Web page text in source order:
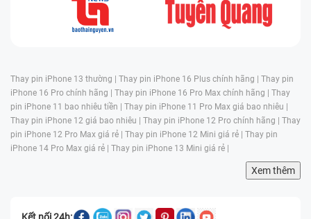
Thay pin iPhone 13 thường | Thay pin iPhone 16 Plus chính hãng | Thay pin
iPhone 16 Pro chính hãng | Thay pin iPhone 16 Pro Max chính hãng | Thay
pin iPhone 11 bao nhiêu tiền | Thay pin iPhone 11 Pro Max giá bao nhiêu |
Thay pin iPhone 12 giá bao nhiêu | Thay pin iPhone 12 Pro chính hãng | Thay
pin iPhone 12 Pro Max giá rẻ | Thay pin iPhone 12 Mini giá rẻ | Thay pin
iPhone 14 Pro Max giá rẻ | Thay pin iPhone 13 Mini giá rẻ |
Xem thêm